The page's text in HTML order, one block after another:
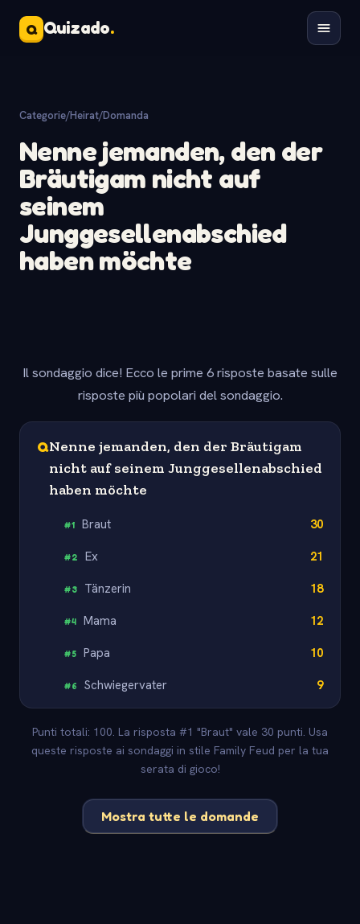
Q Quizado.
Categorie/Heirat/Domanda
Nenne jemanden, den der
Bräutigam nicht auf
seinem
Junggesellenabschied
haben möchte
Il sondaggio dice! Ecco le prime 6 risposte basate sulle
risposte più popolari del sondaggio.
QNenne jemanden, den der Bräutigam
nicht auf seinem Junggesellenabschied
haben möchte
#1 Braut 30
#2 Ex 21
#3 Tänzerin 18
#4 Mama 12
#5 Papa 10
#6 Schwiegervater 9
Punti totali: 100. La risposta #1 "Braut" vale 30 punti. Usa
queste risposte ai sondaggi in stile Family Feud per la tua
serata di gioco!
Mostra tutte le domande